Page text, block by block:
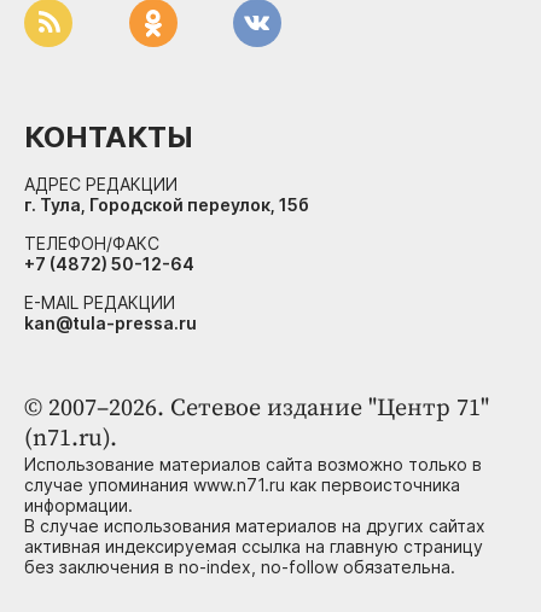
© 2007–2026. Сетевое издание "Центр 71"
(n71.ru).
Использование материалов сайта возможно только в
случае упоминания www.n71.ru как первоисточника
информации.
В случае использования материалов на других сайтах
активная индексируемая ссылка на главную страницу
без заключения в no-index, no-follow обязательна.
КОНТАКТЫ
АДРЕС РЕДАКЦИИ
г. Тула, Городской переулок, 15б
ТЕЛЕФОН/ФАКС
+7 (4872) 50-12-64
E-MAIL РЕДАКЦИИ
kan@tula-pressa.ru